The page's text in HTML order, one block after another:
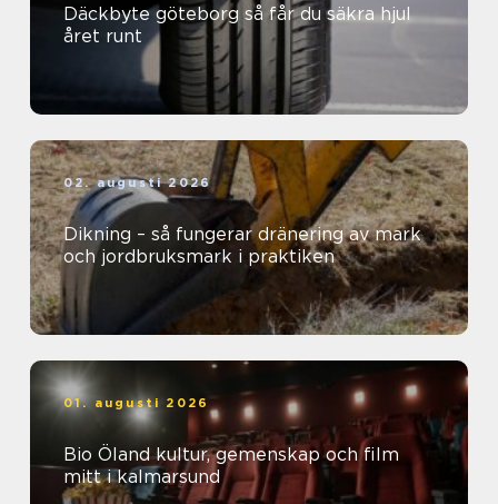
Däckbyte göteborg så får du säkra hjul
året runt
02. augusti 2026
Dikning – så fungerar dränering av mark
och jordbruksmark i praktiken
01. augusti 2026
Bio Öland kultur, gemenskap och film
mitt i kalmarsund